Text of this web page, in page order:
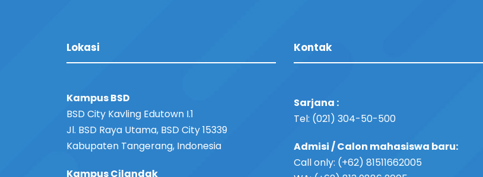
Lokasi
Kampus BSD
BSD City Kavling Edutown I.1
Jl. BSD Raya Utama, BSD City 15339
Kabupaten Tangerang, Indonesia
Kampus Cilandak
Kontak
Sarjana :
Tel: (021) 304-50-500
Admisi / Calon mahasiswa baru:
Call only: (+62) 81511662005